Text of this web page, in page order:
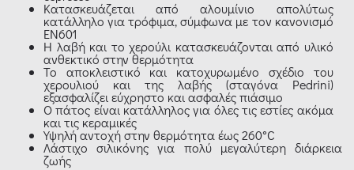
Κατασκευάζεται από αλουμίνιο απολύτως
κατάλληλο για τρόφιμα, σύμφωνα με τον κανονισμό
ΕΝ601
Η λαβή και το χερούλι κατασκευάζονται από υλικό
ανθεκτικό στην θερμότητα
Το αποκλειστικό και κατοχυρωμένο σχέδιο του
χερουλιού και της λαβής (σταγόνα Pedrini)
εξασφαλίζει εύχρηστο και ασφαλές πιάσιμο
Ο πάτος είναι κατάλληλος για όλες τις εστίες ακόμα
και τις κεραμικές
Υψηλή αντοχή στην θερμότητα έως 260°C
Λάστιχο σιλικόνης για πολύ μεγαλύτερη διάρκεια
ζωής